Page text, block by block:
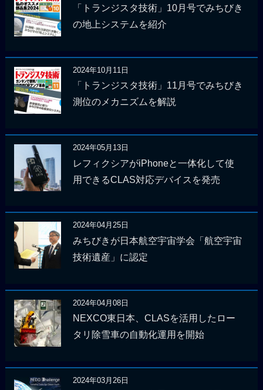
「トランジスタ技術」10月号でみちびき
の地上システムを紹介
2024年10月11日
「トランジスタ技術」11月号でみちびき
測位のメカニズムを解説
2024年05月13日
レフィクシアがiPhoneと一体化して使
用できるCLAS対応デバイスを発売
2024年04月25日
みちびきが日本航空宇宙学会「航空宇宙
技術遺産」に認定
2024年04月08日
NEXCO東日本、CLASを活用したロー
タリ除雪車の自動化運用を開始
2024年03月26日